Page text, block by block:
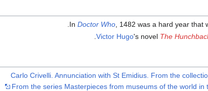
In Doctor Who, 1482 was a hard year that
.
Victor Hugo's novel The
"Carlo Crivelli. Annunciation with St Emidius. From the
From the series Masterpieces from museums of the world in